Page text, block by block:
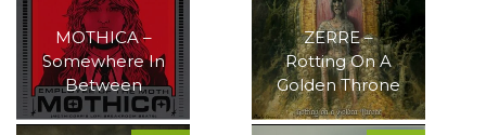
MOTHICA –
Somewhere In
Between
ZERRE –
Rotting On A
Golden Throne